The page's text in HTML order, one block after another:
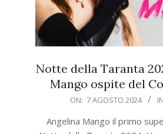
Notte della Taranta
Mango ospite del
ON: 7 AGOSTO 2024
Angelina Mango il primo